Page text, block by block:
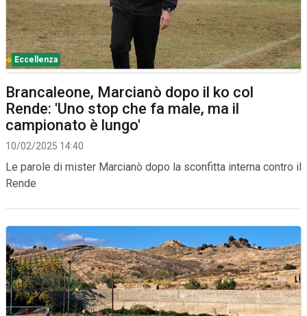
Eccellenza
Brancaleone, Marcianò dopo il ko col
Rende: 'Uno stop che fa male, ma il
campionato è lungo'
10/02/2025 14:40
Le parole di mister Marcianò dopo la sconfitta interna contro il
Rende